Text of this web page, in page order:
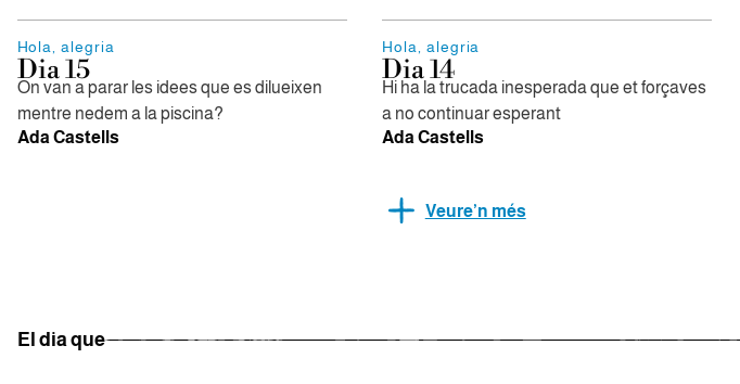
Hola, alegria
Dia 15
On van a parar les idees que es dilueixen
mentre nedem a la piscina?
Ada Castells
Hola, alegria
Dia 14
Hi ha la trucada inesperada que et forçaves
a no continuar esperant
Ada Castells
Veure’n més
El dia que